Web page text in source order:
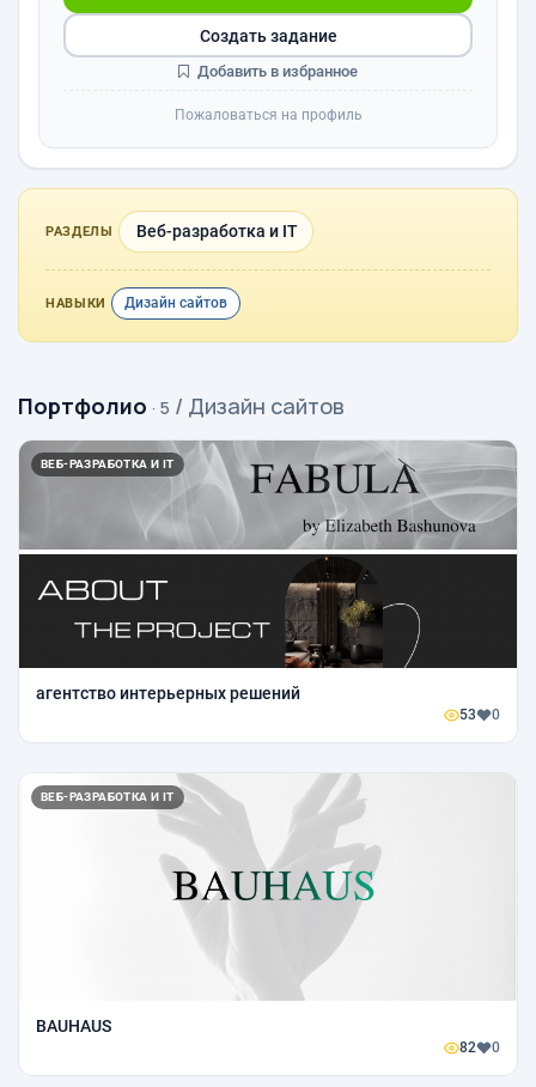
Создать задание
Добавить в избранное
Пожаловаться на профиль
РАЗДЕЛЫ Веб-разработка и IT
НАВЫКИ Дизайн сайтов
Портфолио · 5 / Дизайн сайтов
ВЕБ-РАЗРАБОТКА И IT
агентство интерьерных решений
53 0
ВЕБ-РАЗРАБОТКА И IT
BAUHAUS
82 0